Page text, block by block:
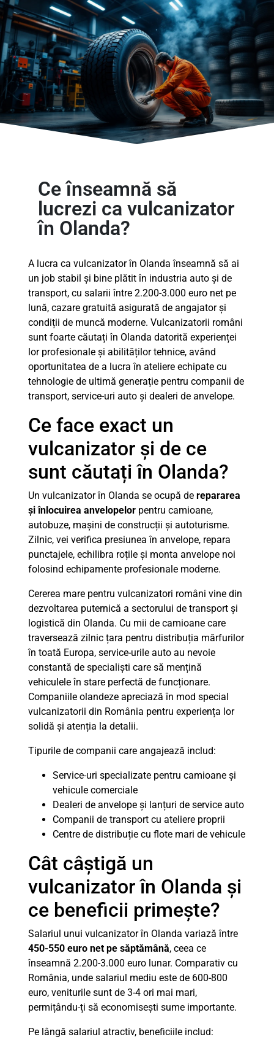
Ce înseamnă să
lucrezi ca vulcanizator
în Olanda?
A lucra ca vulcanizator în Olanda înseamnă să ai
un job stabil și bine plătit în industria auto și de
transport, cu salarii între 2.200-3.000 euro net pe
lună, cazare gratuită asigurată de angajator și
condiții de muncă moderne. Vulcanizatorii români
sunt foarte căutați în Olanda datorită experienței
lor profesionale și abilităților tehnice, având
oportunitatea de a lucra în ateliere echipate cu
tehnologie de ultimă generație pentru companii de
transport, service-uri auto și dealeri de anvelope.
Ce face exact un
vulcanizator și de ce
sunt căutați în Olanda?
Un vulcanizator în Olanda se ocupă de repararea
și înlocuirea anvelopelor pentru camioane,
autobuze, mașini de construcții și autoturisme.
Zilnic, vei verifica presiunea în anvelope, repara
punctajele, echilibra roțile și monta anvelope noi
folosind echipamente profesionale moderne.
Cererea mare pentru vulcanizatori români vine din
dezvoltarea puternică a sectorului de transport și
logistică din Olanda. Cu mii de camioane care
traversează zilnic țara pentru distribuția mărfurilor
în toată Europa, service-urile auto au nevoie
constantă de specialiști care să mențină
vehiculele în stare perfectă de funcționare.
Companiile olandeze apreciază în mod special
vulcanizatorii din România pentru experiența lor
solidă și atenția la detalii.
Tipurile de companii care angajează includ:
Service-uri specializate pentru camioane și
vehicule comerciale
Dealeri de anvelope și lanțuri de service auto
Companii de transport cu ateliere proprii
Centre de distribuție cu flote mari de vehicule
Cât câștigă un
vulcanizator în Olanda și
ce beneficii primește?
Salariul unui vulcanizator în Olanda variază între
450-550 euro net pe săptămână, ceea ce
înseamnă 2.200-3.000 euro lunar. Comparativ cu
România, unde salariul mediu este de 600-800
euro, veniturile sunt de 3-4 ori mai mari,
permițându-ți să economisești sume importante.
Pe lângă salariul atractiv, beneficiile includ: